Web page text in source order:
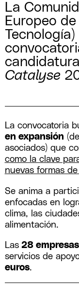
La
Europeo
Catalyse
La convocatoria
en expansión
asociados) que
como la clave
nuevas formas
Se anima a
enfocadas en
clima, las
alimentación.
Las28 empresas
servicios de
euros.